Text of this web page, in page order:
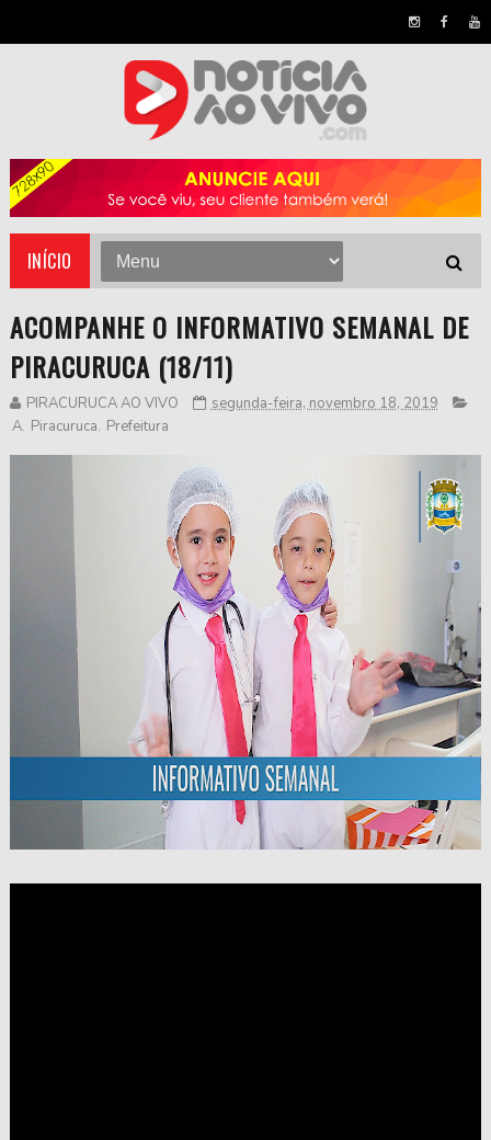
INÍCIO
ACOMPANHE O INFORMATIVO SEMANAL DE
PIRACURUCA (18/11)
PIRACURUCA AO VIVO
segunda-feira, novembro 18, 2019
A, Piracuruca, Prefeitura